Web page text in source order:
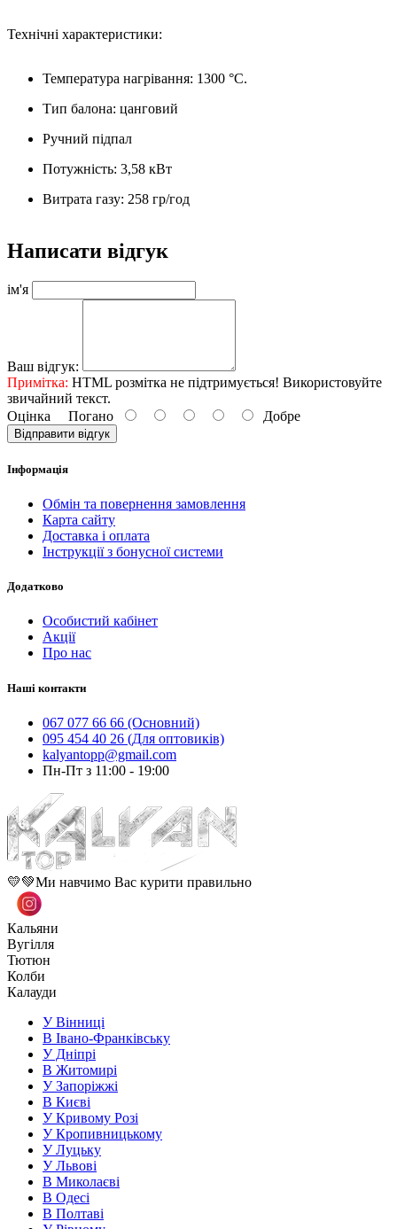
Технічні характеристики:
Температура нагрівання: 1300 °C.
Тип балона: цанговий
Ручний підпал
Потужність: 3,58 кВт
Витрата газу: 258 гр/год
Написати відгук
ім'я
Ваш відгук:
Примітка: HTML розмітка не підтримується! Використовуйте
звичайний текст.
Оцінка Погано Добре
Відправити відгук
Інформація
Обмін та повернення замовлення
Карта сайту
Доставка і оплата
Інструкції з бонусної системи
Додатково
Особистий кабінет
Акції
Про нас
Наші контакти
067 077 66 66 (Основний)
095 454 40 26 (Для оптовиків)
kalyantopp@gmail.com
Пн-Пт з 11:00 - 19:00
💛💚Ми навчимо Вас курити правильно
Кальяни
Вугілля
Тютюн
Колби
Калауди
У Вінниці
В Івано-Франківську
У Дніпрі
В Житомирі
У Запоріжжі
В Києві
У Кривому Розі
У Кропивницькому
У Луцьку
У Львові
В Миколаєві
В Одесі
В Полтаві